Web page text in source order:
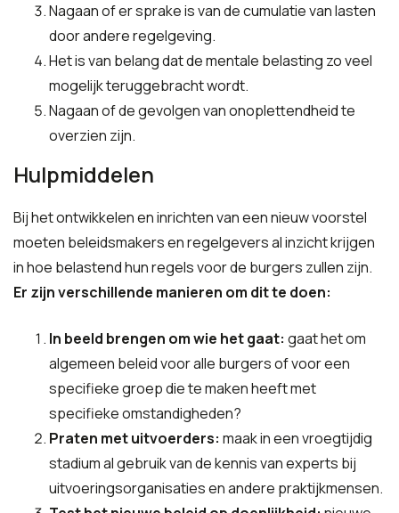
Nagaan of er sprake is van de cumulatie van lasten
door andere regelgeving.
Het is van belang dat de mentale belasting zo veel
mogelijk teruggebracht wordt.
Nagaan of de gevolgen van onoplettendheid te
overzien zijn.
Hulpmiddelen
Bij het ontwikkelen en inrichten van een nieuw voorstel
moeten beleidsmakers en regelgevers al inzicht krijgen
in hoe belastend hun regels voor de burgers zullen zijn.
Er zijn verschillende manieren om dit te doen:
In beeld brengen om wie het gaat: gaat het om
algemeen beleid voor alle burgers of voor een
specifieke groep die te maken heeft met
specifieke omstandigheden?
Praten met uitvoerders: maak in een vroegtijdig
stadium al gebruik van de kennis van experts bij
uitvoeringsorganisaties en andere praktijkmensen.